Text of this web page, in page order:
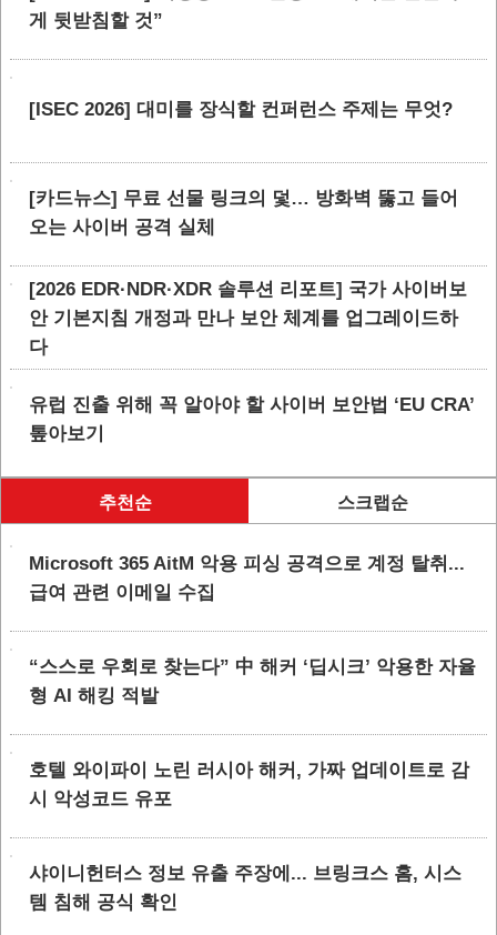
게 뒷받침할 것”
[ISEC 2026] 대미를 장식할 컨퍼런스 주제는 무엇?
[카드뉴스] 무료 선물 링크의 덫… 방화벽 뚫고 들어
오는 사이버 공격 실체
[2026 EDR·NDR·XDR 솔루션 리포트] 국가 사이버보
안 기본지침 개정과 만나 보안 체계를 업그레이드하
다
유럽 진출 위해 꼭 알아야 할 사이버 보안법 ‘EU CRA’
톺아보기
추천순 스크랩순
Microsoft 365 AitM 악용 피싱 공격으로 계정 탈취...
급여 관련 이메일 수집
“스스로 우회로 찾는다” 中 해커 ‘딥시크’ 악용한 자율
형 AI 해킹 적발
호텔 와이파이 노린 러시아 해커, 가짜 업데이트로 감
시 악성코드 유포
샤이니헌터스 정보 유출 주장에... 브링크스 홈, 시스
템 침해 공식 확인